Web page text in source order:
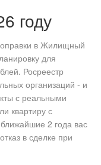
году
в Жилищный
для
Росреестр
организаций - и
с реальными
квартиру с
2 года вас
в сделке при